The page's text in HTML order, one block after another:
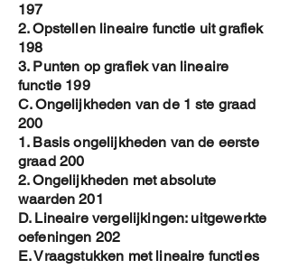
197
2. Opstellen lineaire functie uit grafiek
198
3. Punten op grafiek van lineaire
functie 199
C. Ongelijkheden van de 1 ste graad
200
1. Basis ongelijkheden van de eerste
graad 200
2. Ongelijkheden met absolute
waarden 201
D. Lineaire vergelijkingen: uitgewerkte
oefeningen 202
E. Vraagstukken met lineaire functies